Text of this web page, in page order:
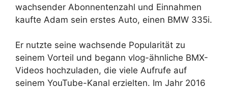
wachsender Abonnentenzahl und Einnahmen
kaufte Adam sein erstes Auto, einen BMW 335i.
Er nutzte seine wachsende Popularität zu
seinem Vorteil und begann vlog-ähnliche BMX-
Videos hochzuladen, die viele Aufrufe auf
seinem YouTube-Kanal erzielten. Im Jahr 2016